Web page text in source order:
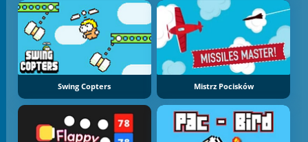
Swing Copters Mistrz Pocisków